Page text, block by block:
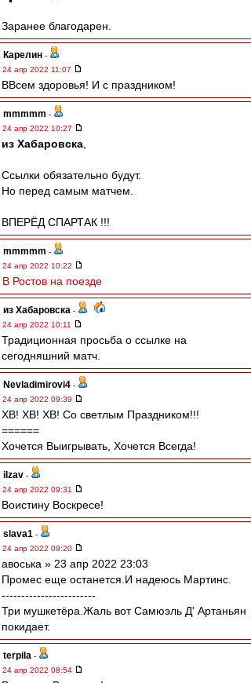
Заранее благодарен.
Карелин -
24 апр 2022 11:07
ВВсем здоровья! И с праздником!
mmmmm -
24 апр 2022 10:27
из Хабаровска
Ссылки обязательно будут.
Но перед самым матчем.
ВПЕРЁД СПАРТАК !!!
mmmmm -
24 апр 2022 10:22
В Ростов на поезде
из Хабаровска -
24 апр 2022 10:11
Традиционная просьба о ссылке на
сегодняшний матч.
Nevladimirovi4 -
24 апр 2022 09:39
ХВ! ХВ! ХВ! Со светлым Праздником!!!
======
Хочется Выигрывать, Хочется Всегда!
ilzav -
24 апр 2022 09:31
Воистину Воскресе!
slava1 -
24 апр 2022 09:20
авоська » 23 апр 2022 23:03
Промес еще останется.И надеюсь Мартинс.
------------------------
Три мушкетёра.Жаль вот Самюэль Д' Артаньян
покидает.
terpila -
24 апр 2022 08:54